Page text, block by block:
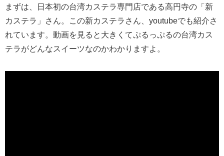
まずは、日本初の台湾カステラ専門店である高円寺の「新
カステラ」さん。この新カステラさん、youtubeでも紹介さ
れています。動画を見ると大きくてぷるっぷるの台湾カス
テラがどんなスイーツなのかわかりますよ。